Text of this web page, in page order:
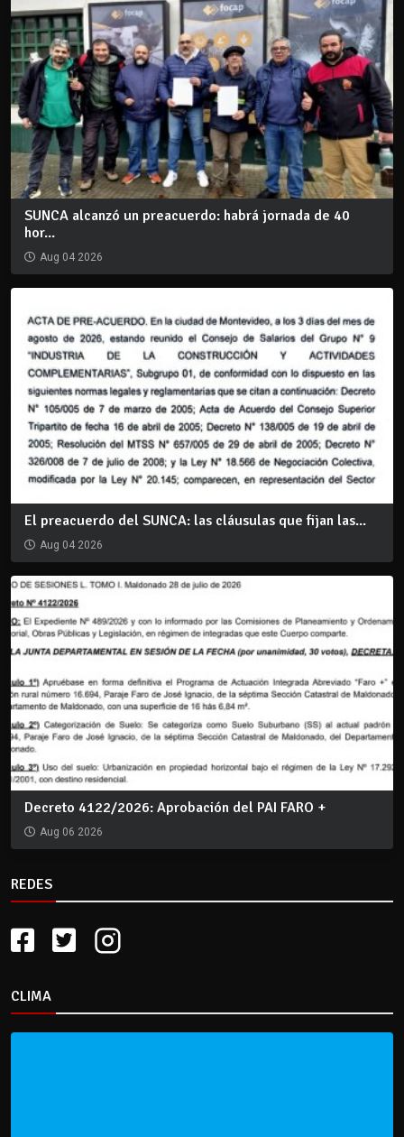
SUNCA alcanzó un preacuerdo: habrá jornada de 40
hor...
Aug 04 2026
El preacuerdo del SUNCA: las cláusulas que fijan las...
Aug 04 2026
Decreto 4122/2026: Aprobación del PAI FARO +
Aug 06 2026
REDES
CLIMA